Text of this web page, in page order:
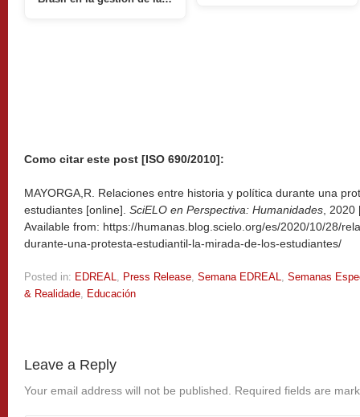
Como citar este post [ISO 690/2010]:
MAYORGA,R. Relaciones entre historia y política durante una
estudiantes [online]. SciELO en Perspectiva: Humanidades ,
Available from: https://humanas.blog.scielo.org/es/2020/10/28/
durante-una-protesta-estudiantil-la-mirada-de-los-estudiantes/
Posted in: EDREAL Press Release Semana EDREAL
Semanas
& Realidade
Educación
Leave a Reply
Your email address will not be published. Required fields are